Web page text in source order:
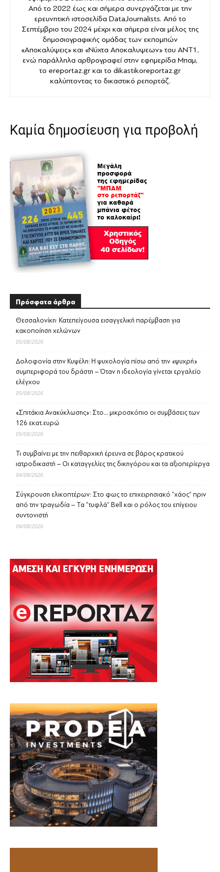
Από το 2022 έως και σήμερα συνεργάζεται με την
ερευνητική ιστοσελίδα DataJournalists. Από το
Σεπτέμβριο του 2024 μέχρι και σήμερα είναι μέλος της
δημοσιογραφικής ομάδας των εκπομπών
«Αποκαλύψεις» και «Νύχτα Αποκαλυψεων» του ANT1,
ενώ παράλληλα αρθρογραφεί στην εφημερίδα Μπαμ,
το ereportaz.gr και το dikastikoreportaz.gr
καλύπτοντας το δικαστικό ρεπορτάζ.
Καμία δημοσίευση για προβολή
Πρόσφατα άρθρα
Θεσσαλονίκη: Κατεπείγουσα εισαγγελική παρέμβαση για
κακοποίηση χελώνων
05/08/2026
Δολοφονία στην Κυψέλη: Η ψυχολογία πίσω από την «ψυχρή»
συμπεριφορά του δράστη – Όταν η ιδεολογία γίνεται εργαλείο
ελέγχου
05/08/2026
«Σπιτάκια Ανακύκλωσης»: Στο… μικροσκόπιο οι συμβάσεις των
126 εκατ.ευρώ
05/08/2026
Τι συμβαίνει με την πειθαρχική έρευνα σε βάρος κρατικού
ιατροδικαστή – Οι καταγγελίες της δικηγόρου και τα αξιοπερίεργα
04/08/2026
Σύγκρουση ελικοπτέρων: Στο φως το επιχειρησιακό “χάος” πριν
από την τραγωδία – Τα “τυφλά” Bell και ο ρόλος του επίγειου
συντονιστή
04/08/2026